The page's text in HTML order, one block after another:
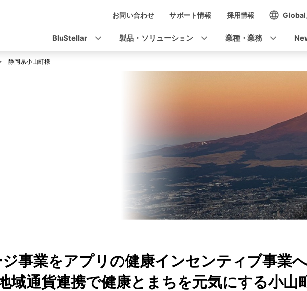
ゲ
お問い合わせ サポート情報 採用情報
BluStellar 製品・ソリューション 業種・業務
静岡県小山町様
事業をアプリの健康インセンティブ事業
域通貨連携で健康とまちを元気にする小山